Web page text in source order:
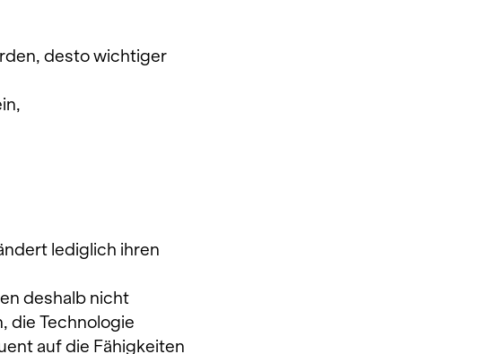
desto wichtiger
lediglich ihren
deshalb nicht
die Technologie
auf die Fähigkeiten